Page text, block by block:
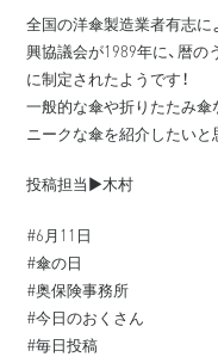
全国の洋傘製造業者有志に
興協議会が1989年に、暦の
に制定されたようです！
一般的な傘や折りたたみ傘
ニークな傘を紹介したいと
投稿担当▶️木村
#6月11日
#傘の日
#奥保険事務所
#今日のおくさん
#毎日投稿